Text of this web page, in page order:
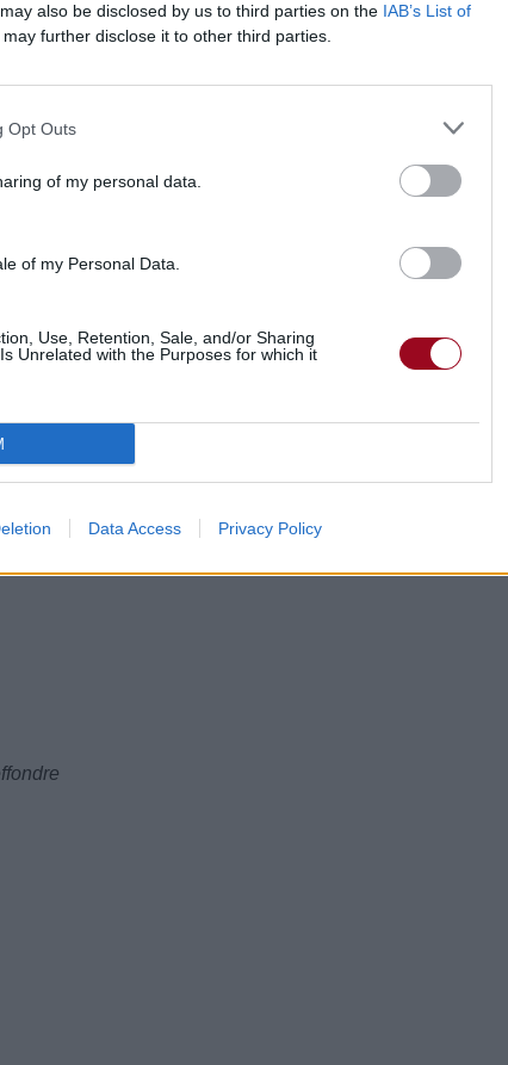
also be disclosed by us to third parties on the IAB’s List of
further disclose it to other third parties.
Opt Outs
of my personal data.
of my Personal Data.
Use, Retention, Sale, and/or Sharing
Unrelated with the Purposes for which it
Data Access Privacy Policy